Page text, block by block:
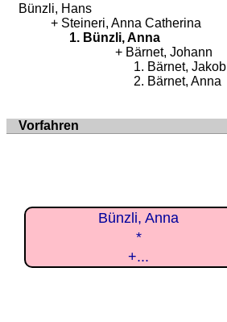
Bünzli, Hans
Steineri, Anna Catherina
Bünzli, Anna
Bärnet, Johann
Bärnet, Jakob
Bärnet, Anna
Vorfahren
Bünzli, Anna
*
+...